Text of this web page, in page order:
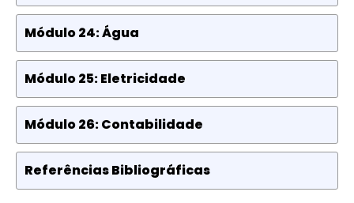
Módulo 24: Água
Módulo 25: Eletricidade
Módulo 26: Contabilidade
Referências Bibliográficas